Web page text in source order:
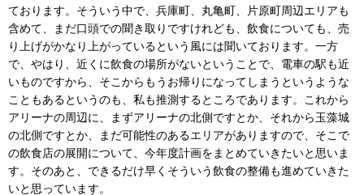
ております。そういう中で、兵庫町、丸亀町、片原町周辺エリアも
含めて、まだ口頭での聞き取りですけれども、飲食についても、売
り上げがかなり上がっているという風には聞いております。一方
で、やはり、近くに飲食の場所がないということで、電車の駅も近
いものですから、そこからもうお帰りになってしまうというような
こともあるというのも、私も推測するところであります。これから
アリーナの周辺に、まずアリーナの北側ですとか、それから玉藻城
の北側ですとか、まだ可能性のあるエリアがありますので、そこで
の飲食店の展開について、今年度計画をまとめていきたいと思いま
す。そのあと、できるだけ早くそういう飲食の整備も進めていきた
いと思っています。